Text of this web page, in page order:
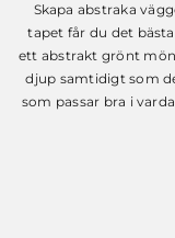
Skapa abstraka
tapet får du det
ett abstrakt grönt
djup samtidigt som
som passar bra i